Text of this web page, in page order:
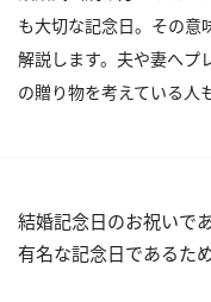
も大切な記念日。その意
解説します。夫や妻へプ
の贈り物を考えている人
結婚記念日のお祝いで
有名な記念日であるた